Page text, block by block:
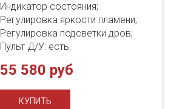
Индикатор состояния;
Регулировка яркости пламени;
Регулировка подсветки дров;
Пульт Д/У: есть.
55 580 руб